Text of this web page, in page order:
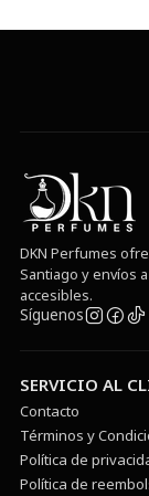
DKN Perfumes
Santiago y envíos
accesibles.
Síguenos
SERVICIO AL
Contacto
Términos y
Política de
Política de